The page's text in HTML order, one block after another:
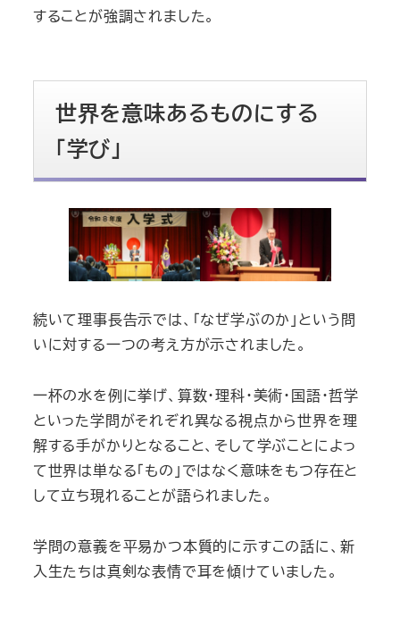
することが強調されました。
世界を意味あるものにする
「学び」
続いて理事長告示では、「なぜ学ぶのか」という問
いに対する一つの考え方が示されました。
一杯の水を例に挙げ、算数・理科・美術・国語・哲学
といった学問がそれぞれ異なる視点から世界を理
解する手がかりとなること、そして学ぶことによっ
て世界は単なる「もの」ではなく意味をもつ存在と
して立ち現れることが語られました。
学問の意義を平易かつ本質的に示すこの話に、新
入生たちは真剣な表情で耳を傾けていました。